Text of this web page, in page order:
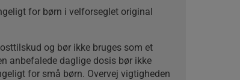
for børn i velforseglet original
og bør ikke bruges som et
anbefalede daglige dosis bør ikke
for små børn. Overvej vigtigheden